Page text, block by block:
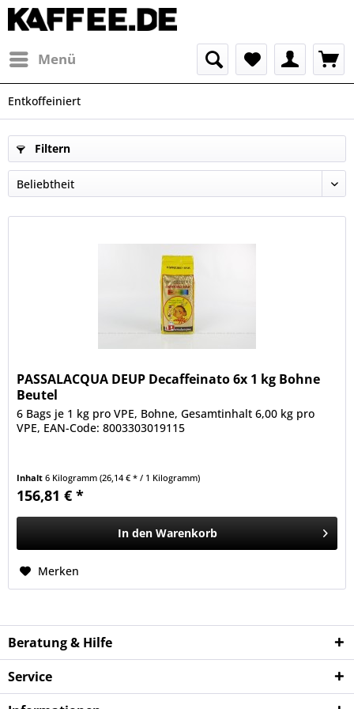
Menü
Entkoffeiniert
Filtern
PASSALACQUA DEUP Decaffeinato 6x 1 kg Bohne
Beutel
6 Bags je 1 kg pro VPE, Bohne, Gesamtinhalt 6,00 kg pro
VPE, EAN-Code: 8003303019115
Inhalt6 Kilogramm(26,14 € * / 1 Kilogramm)
156,81 € *
In den Warenkorb
Merken
Beratung & Hilfe
Service